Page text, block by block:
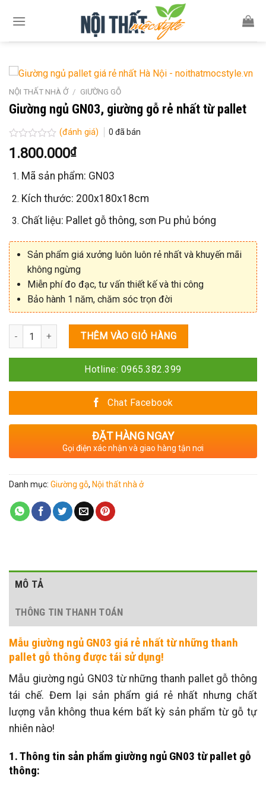
NỘI THẤT NHÀ Ở / GIƯỜNG GỖ
Giường ngủ GN03, giường gỗ rẻ nhất từ pallet
Được
xếp
0
sao
(đánh giá) 0 đã bán
1.800.000₫
Mã sản phẩm: GN03
Kích thước: 200x180x18cm
Chất liệu: Pallet gỗ thông, sơn Pu phủ bóng
Sản phẩm giá xưởng luôn luôn rẻ nhất và khuyến mãi
không ngừng
Miễn phí đo đạc, tư vấn thiết kế và thi công
Bảo hành 1 năm, chăm sóc trọn đời
Số lượng THÊM VÀO GIỎ HÀNG
Hotline: 0965.382.399
Chat Facebook
ĐẶT HÀNG NGAY
Gọi điện xác nhận và giao hàng tận nơi
Danh mục: Giường gỗ, Nội thất nhà ở
MÔ TẢ
THÔNG TIN THANH TOÁN
Mẫu giường ngủ GN03 giá rẻ nhất từ những thanh
pallet gỗ thông được tái sử dụng!
Mẫu giường ngủ GN03 từ những thanh pallet gỗ thông
tái chế. Đem lại sản phẩm giá rẻ nhất nhưng chất
lượng vẫn không thua kém bất kỳ sản phẩm từ gỗ tự
nhiên nào!
1. Thông tin sản phẩm giường ngủ GN03 từ pallet gỗ
thông: